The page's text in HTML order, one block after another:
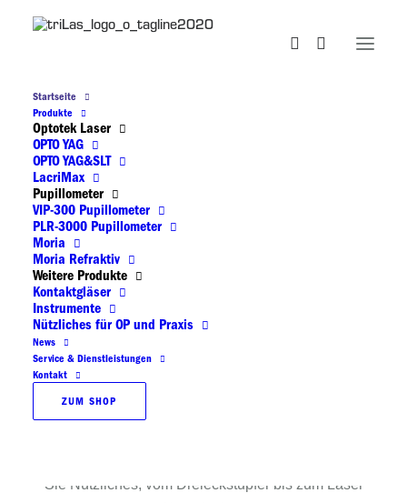
Startseite
Produkte
Optotek Laser
OPTO YAG
OPTO YAG&SLT
LacriMax
Pupillometer
VIP-300 Pupillometer
PLR-3000 Pupillometer
Moria
Moria Refraktiv
Weitere Produkte
Kontaktgläser
Instrumente
Nützliches für OP und Praxis
News
Service & Dienstleistungen
Kontakt
ZUM SHOP
Willkommen bei TriLas Medical
Wir sind spezialisiert auf den
Service von Produkten für die Augenheilkunde
Unsere Schwerpunkte liegen auf Praxis- und OP-
Lasersystemen
Sie Nützliches, vom Dreieckstupfer bis zum Laser